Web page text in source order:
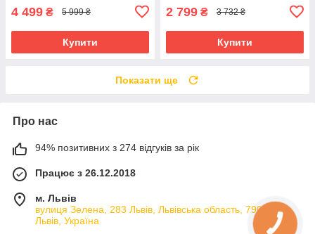
4 499 ₴ 5 999 ₴
Купити
2 799 ₴ 3 732 ₴
Купити
Показати ще
Про нас
94% позитивних з 274 відгуків за рік
Працює з 26.12.2018
м. Львів
вулиця Зелена, 283 Львів, Львівська область, 79066,
Львів, Україна